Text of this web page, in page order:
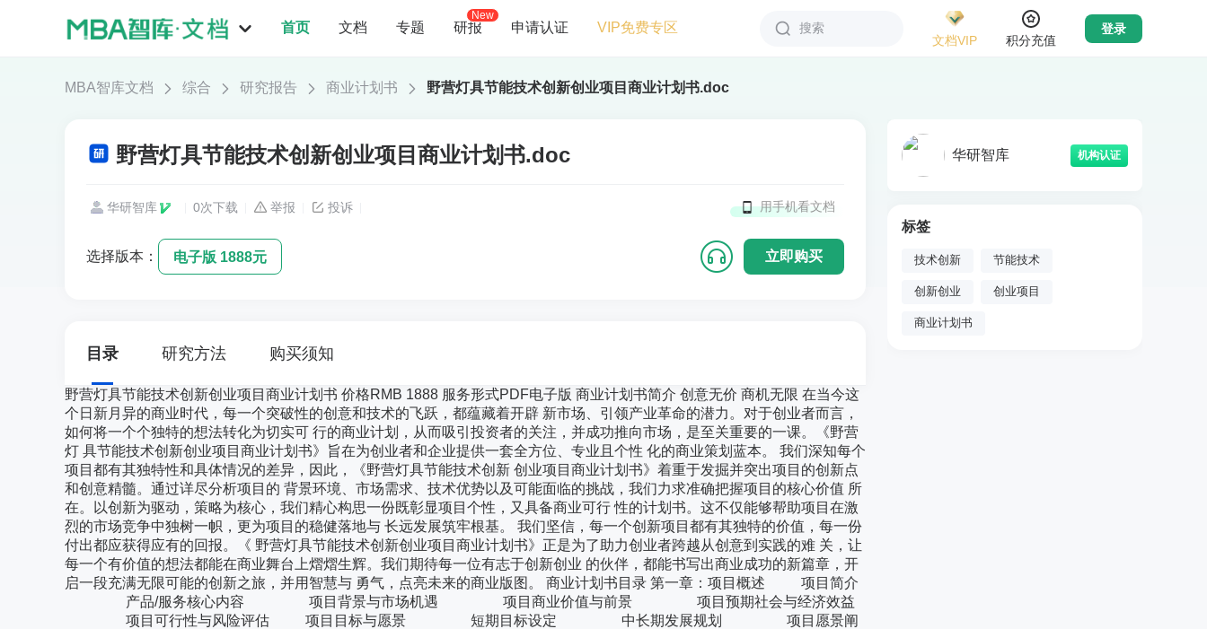
首页 文档 专题 研报
New
申请认证 VIP免费专区
搜索
文档VIP
积分充值
登录
MBA智库文档 综合 研究报告 商业计划书 野营灯具节能技术创新创业项目商业计划书.doc
野营灯具节能技术创新创业项目商业计划书.doc
华研智库 0次下载 举报 投诉 用手机看文档
选择版本： 电子版 1888元 立即购买
目录 研究方法 购买须知
野营灯具节能技术创新创业项目商业计划书 价格RMB 1888 服务形式PDF电子版 商业计划书简介 创意无价 商机无限 在当今这
个日新月异的商业时代，每一个突破性的创意和技术的飞跃，都蕴藏着开辟 新市场、引领产业革命的潜力。对于创业者而言，
如何将一个个独特的想法转化为切实可 行的商业计划，从而吸引投资者的关注，并成功推向市场，是至关重要的一课。《野营
灯 具节能技术创新创业项目商业计划书》旨在为创业者和企业提供一套全方位、专业且个性 化的商业策划蓝本。 我们深知每个
项目都有其独特性和具体情况的差异，因此，《野营灯具节能技术创新 创业项目商业计划书》着重于发掘并突出项目的创新点
和创意精髓。通过详尽分析项目的 背景环境、市场需求、技术优势以及可能面临的挑战，我们力求准确把握项目的核心价值 所
在。以创新为驱动，策略为核心，我们精心构思一份既彰显项目个性，又具备商业可行 性的计划书。这不仅能够帮助项目在激
烈的市场竞争中独树一帜，更为项目的稳健落地与 长远发展筑牢根基。 我们坚信，每一个创新项目都有其独特的价值，每一份
付出都应获得应有的回报。《 野营灯具节能技术创新创业项目商业计划书》正是为了助力创业者跨越从创意到实践的难 关，让
每一个有价值的想法都能在商业舞台上熠熠生辉。我们期待每一位有志于创新创业 的伙伴，都能书写出商业成功的新篇章，开
启一段充满无限可能的创新之旅，并用智慧与 勇气，点亮未来的商业版图。 商业计划书目录 第一章：项目概述 项目简介
产品/服务核心内容 项目背景与市场机遇 项目商业价值与前景 项目预期社会与经济效益
项目可行性与风险评估 项目目标与愿景 短期目标设定 中长期发展规划 项目愿景阐
华研智库 机构认证
标签
技术创新 节能技术
创新创业 创业项目
商业计划书